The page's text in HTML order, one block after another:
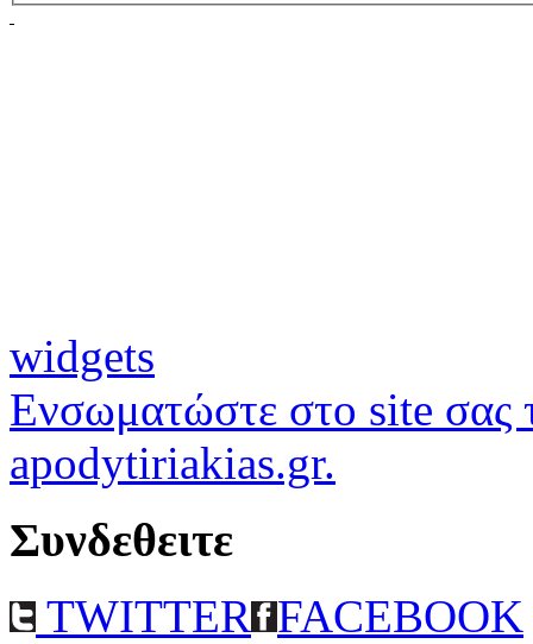
widgets
Ενσωματώστε στο site σας
apodytiriakias.gr.
Συνδεθειτε
TWITTER FACEBOOK